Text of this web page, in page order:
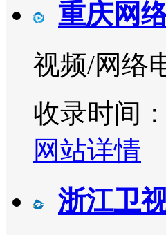
重庆网
视频/网络
收录时间
网站详情
浙江卫